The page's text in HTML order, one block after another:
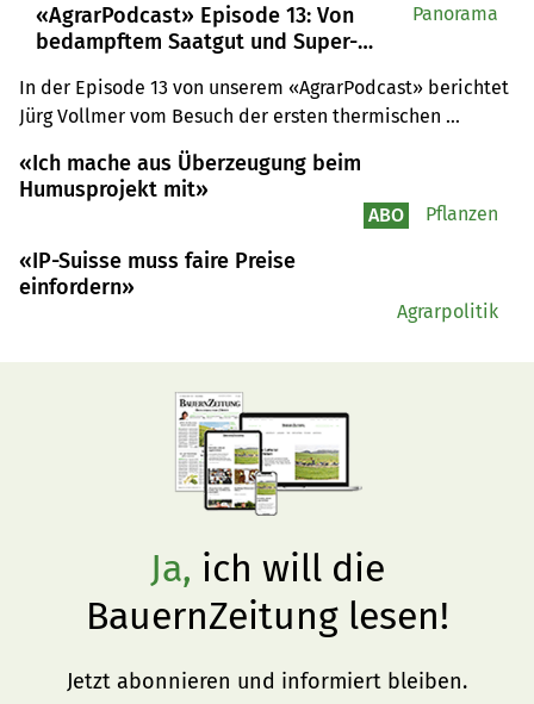
«AgrarPodcast» Episode 13: Von
bedampftem Saatgut und Super-
In der Episode 13 von unserem «AgrarPodcast» berichtet
Jürg Vollmer vom Besuch der ersten thermischen
Esther Thalmann über ihren Besuch an der Stierenschau
Wattwil SG. Ausserdem verraten die Kandidatinnen der
«SRF bi de Lüt – Landfrauenküche», welche
Hausarbeiten nicht zu ihren Lieblinsaufgaben gehören.
Panorama
«Ich mache aus Überzeugung beim
Humusprojekt mit»
ABO Pflanzen
«IP-Suisse muss faire Preise
einfordern»
Agrarpolitik
Ja, ich will die
BauernZeitung lesen!
Jetzt abonnieren und informiert bleiben.